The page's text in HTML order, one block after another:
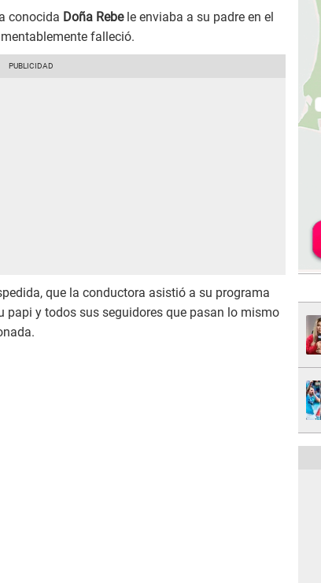
conocida Doña Rebele enviaba a su padre en el
falleció.
que la conductora asistió a su programa
papi y todos sus seguidores que pasan lo mismo